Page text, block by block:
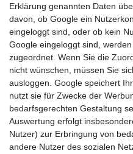
Erklärung genannten Daten
davon, ob Google ein
eingeloggt sind, oder ob kein
Google eingeloggt sind,
zugeordnet. Wenn Sie die
nicht wünschen, müssen Sie
ausloggen. Google speichert
nutzt sie für Zwecke der
bedarfsgerechten Gestaltung
Auswertung erfolgt
Nutzer) zur Erbringung von
andere Nutzer des sozialen